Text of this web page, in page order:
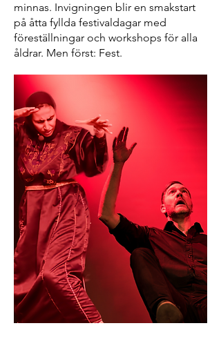
minnas. Invigningen blir en smakstart
på åtta fyllda festivaldagar med
föreställningar och workshops för alla
åldrar. Men först: Fest.